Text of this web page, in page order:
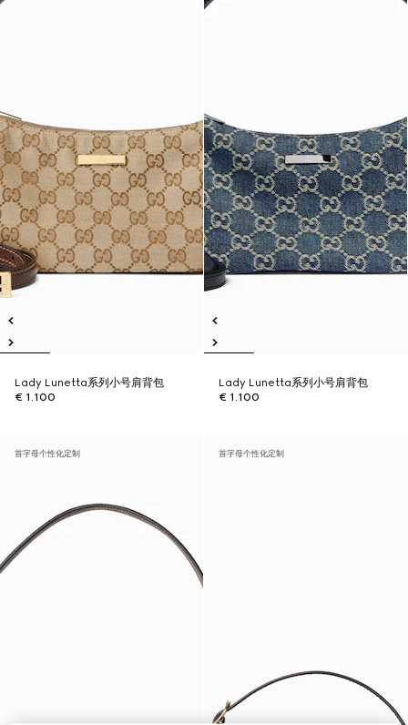
Lady Lunetta系列小号肩背包
€ 1.100
Lady Lunetta系列小号肩背包
€ 1.100
首字母个性化定制 首字母个性化定制